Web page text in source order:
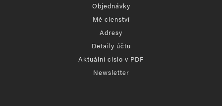
Objednávky
Mé členství
Adresy
Detaily účtu
Aktuální číslo v PDF
Newsletter